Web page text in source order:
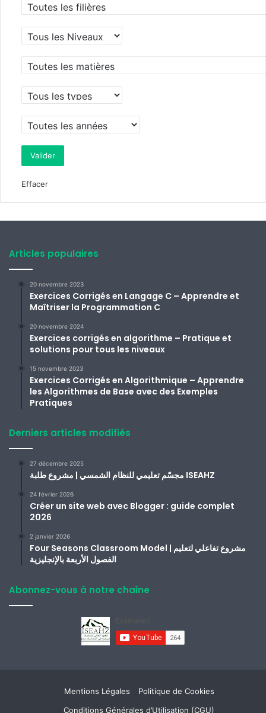
Effacer
Articles populaires
20 novembre 2023
Exercices Corrigés en Langage C – Apprendre et
Maîtriser la Programmation C
20 novembre 2024
Exercices corrigés en algorithme – Pratique et
solutions pour tous les niveaux
15 novembre 2023
Exercices Corrigés en Algorithmique – Apprendre
les Algorithmes de Base avec des Exemples
Pratiques
Derniers articles modifiés
27 décembre 2025
مجسّم تعليمي للنظام الشمسي | مشروع طلبة ISEAHZ
24 février 2026
Créer un site web avec Blogger : guide complet
2026
2 janvier 2026
Four Seasons Classroom Model | مشروع تفاعلي لتعليم
الفصول الأربعة بالإنجليزية
Abonnez-vous à notre chaîne
Mentions Légales
Politique de Cookies
Conditions Générales d’Utilisation (CGU)